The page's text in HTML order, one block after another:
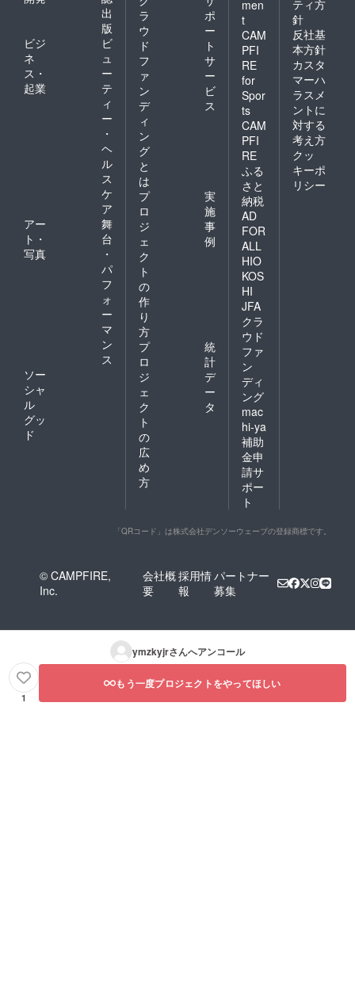
出
版
ビジ
ネ
ス・
起業
ビ
ュ
ー
テ
ィ
ー
・
ヘ
ル
ス
ケ
ア
アー
ト・
写真
舞
台
・
パ
フ
ォ
ー
マ
ン
ス
ソー
シャ
ル
グッ
ド
ラ
ウ
ド
フ
ァ
ン
デ
ィ
ン
グ
と
は
ポ
ー
ト
サ
ー
ビ
ス
プ
ロ
ジ
ェ
ク
ト
の
作
り
方
実
施
事
例
プ
ロ
ジ
ェ
ク
ト
の
広
め
方
統
計
デ
ー
タ
men
t
CAM
PFI
RE
for
Spor
ts
CAM
PFI
RE
ふる
さと
納税
AD
FOR
ALL
HIO
KOS
HI
JFA
クラ
ウド
ファ
ン
ディ
ング
mac
hi-ya
補助
金申
請サ
ポー
ト
ティ方
針
反社基
本方針
カスタ
マーハ
ラスメ
ントに
対する
考え方
クッ
キーポ
リシー
「QRコード」は株式会社デンソーウェーブの登録商標です。
© CAMPFIRE,
Inc.
会社概
要
採用情
報
パートナー
募集
ymzkyjrさんへアンコール
1
もう一度プロジェクトをやってほしい